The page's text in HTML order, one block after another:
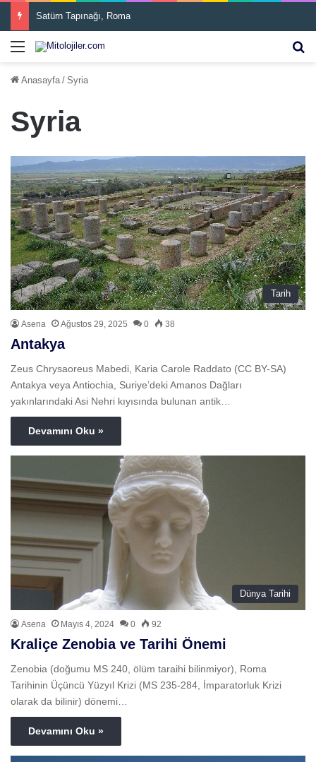
Satürn Tapınağı, Roma
Menü
Anasayfa / Syria
Syria
Tarih
Asena Ağustos 29, 2025 0 38
Antakya
Zeus Chrysaoreus Mabedi, Karia Carole Raddato (CC BY-SA)
Antakya veya Antiochia, Suriye’deki Amanos Dağları
yakınlarındaki Asi Nehri kıyısında bulunan antik…
Devamını Oku »
Dünya Tarihi
Asena Mayıs 4, 2024 0 92
Kraliçe Zenobia ve Tarihi Önemi
Zenobia (doğumu MS 240, ölüm taraihi bilinmiyor), Roma
Tarihinin Üçüncü Yüzyıl Krizi (MS 235-284, İmparatorluk Krizi
olarak da bilinir) dönemi…
Devamını Oku »